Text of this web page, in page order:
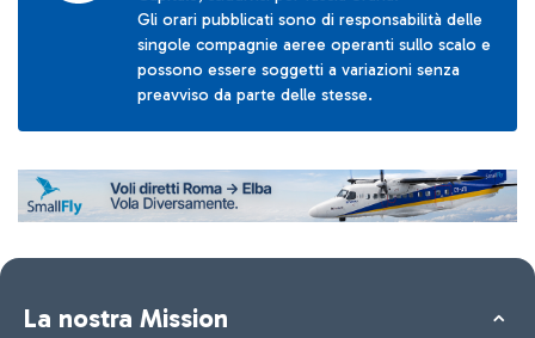
Gli orari pubblicati sono di responsabilità delle
singole compagnie aeree operanti sullo scalo e
possono essere soggetti a variazioni senza
preavviso da parte delle stesse.
La nostra Mission